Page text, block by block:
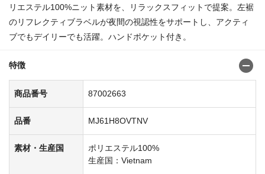
リエステル100%ニット素材を、リラックスフィットで提案。左裾
のリフレクティブラベルが夜間の視認性をサポートし、アクティ
ブでもデイリーでも活躍。ハンドポケット付き。
特徴
商品番号 87002663
品番 MJ61H8OVTNV
素材・生産国
ポリエステル100%
生産国：Vietnam